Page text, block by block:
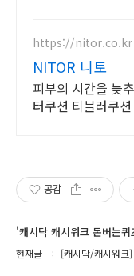
https://nitor.co.kr
NITOR 니토
피부의 시간을 늦
터쿠션 티블러쿠
공감
'캐시닥 캐시워크 돈버는
현재글 [캐시닥/캐시워